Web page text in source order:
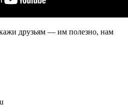
друзьям — им полезно, нам